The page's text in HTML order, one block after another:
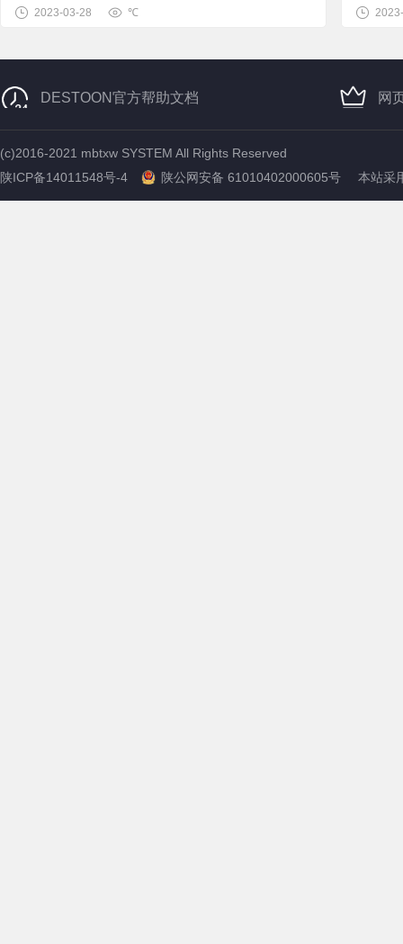
2023-03-28 ℃
DESTOON官方帮助文档 网
(c)2016-2021 mbtxw SYSTEM All Rights Reserved
陕ICP备14011548号-4
陕公网安备 61010402000605号 本站采